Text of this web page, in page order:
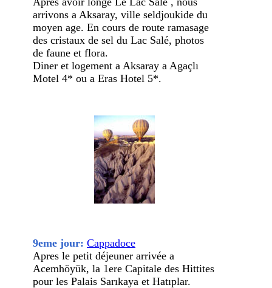
arrivons a Aksaray, ville seldjoukide du
moyen age. En cours de route ramasage
des cristaux de sel du Lac Salé, photos
de faune et flora.
Diner et logement a Aksaray a Agaçlı
Motel 4* ou a Eras Hotel 5*.
9eme jour: Cappadoce
Apres le petit déjeuner arrivée a
Acemhöyük, la 1ere Capitale des Hittites
pour les Palais Sarıkaya et Hatıplar.